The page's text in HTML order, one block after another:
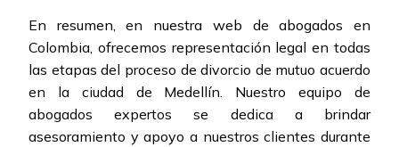
En resumen, en nuestra web de abogados en
Colombia, ofrecemos representación legal en todas
las etapas del proceso de divorcio de mutuo acuerdo
en la ciudad de Medellín. Nuestro equipo de
abogados expertos se dedica a brindar
asesoramiento y apoyo a nuestros clientes durante